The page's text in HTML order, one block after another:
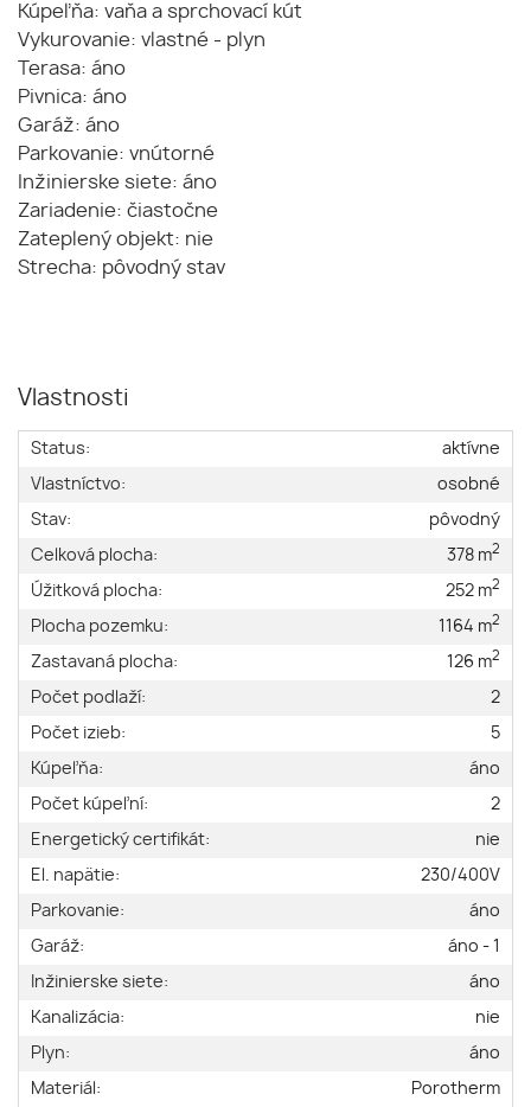
Kúpeľňa: vaňa a sprchovací kút
Vykurovanie: vlastné - plyn
Terasa: áno
Pivnica: áno
Garáž: áno
Parkovanie: vnútorné
Inžinierske siete: áno
Zariadenie: čiastočne
Zateplený objekt: nie
Strecha: pôvodný stav
Vlastnosti
Status:
aktívne
Vlastníctvo:
osobné
Stav:
pôvodný
Celková plocha:
378 m2
Úžitková plocha: 252 m2
Plocha pozemku: 1164 m2
Zastavaná plocha: 126 m2
Počet podlaží:
2
Počet izieb:
5
Kúpeľňa:
áno
Počet kúpeľní:
2
Energetický certifikát:
nie
El. napätie:
230/400V
Parkovanie:
áno
Garáž:
áno - 1
Inžinierske siete:
áno
Kanalizácia:
nie
Plyn:
áno
Materiál:
Porotherm